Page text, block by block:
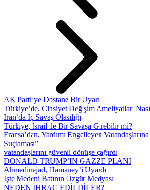
AK Parti’ye Dostane Bir Uyarı
Türkiye’de, Cinsiyet Değişim Ameliyatları
İran’da İç Savaş Olasılığı
Türkiye, İsrail ile Bir Savaşa Girebilir mi?
Fransa’dan, Yardımı Engelleyen Vatandaşlarına
Suçlaması”
vatandaşlarını güvenli dönüşe çağırdı
DONALD TRUMP’IN GAZZE PLANI
Ahmedinejad, Hamaney’i Uyardı
İşte Medeni Batının Özgür Medyası
NEDEN İHRAÇ EDİLDİLER?